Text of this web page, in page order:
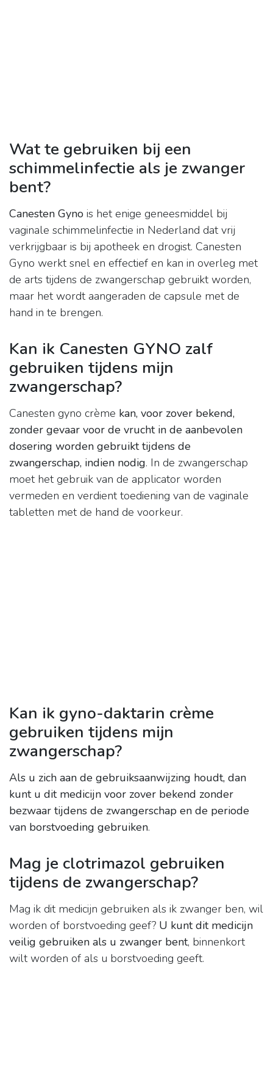
Wat te gebruiken bij een
schimmelinfectie als je zwanger
bent?
Canesten Gyno is het enige geneesmiddel bij
vaginale schimmelinfectie in Nederland dat vrij
verkrijgbaar is bij apotheek en drogist. Canesten
Gyno werkt snel en effectief en kan in overleg met
de arts tijdens de zwangerschap gebruikt worden,
maar het wordt aangeraden de capsule met de
hand in te brengen.
Kan ik Canesten GYNO zalf
gebruiken tijdens mijn
zwangerschap?
Canesten gyno crème kan, voor zover bekend,
zonder gevaar voor de vrucht in de aanbevolen
dosering worden gebruikt tijdens de
zwangerschap, indien nodig. In de zwangerschap
moet het gebruik van de applicator worden
vermeden en verdient toediening van de vaginale
tabletten met de hand de voorkeur.
Kan ik gyno-daktarin crème
gebruiken tijdens mijn
zwangerschap?
Als u zich aan de gebruiksaanwijzing houdt, dan
kunt u dit medicijn voor zover bekend zonder
bezwaar tijdens de zwangerschap en de periode
van borstvoeding gebruiken.
Mag je clotrimazol gebruiken
tijdens de zwangerschap?
Mag ik dit medicijn gebruiken als ik zwanger ben, wil
worden of borstvoeding geef? U kunt dit medicijn
veilig gebruiken als u zwanger bent, binnenkort
wilt worden of als u borstvoeding geeft.